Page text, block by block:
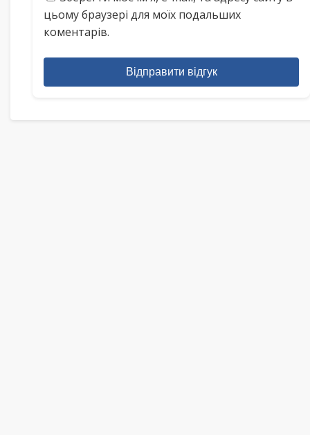
цьому браузері для моїх подальших
коментарів.
Відправити відгук